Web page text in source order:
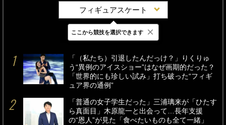
フィギュアスケート
最新 24時間 週間
「（私たち）引退したんだっけ？」りくりゅ
う“異例のアイスショー”はなぜ画期的だった？
「世界的にも珍しい試み」打ち破った“フィギ
ュア界の通例”
「普通の女子学生だった」三浦璃来が「ひたす
ら真面目」木原龍一と出会って…長年支援
の“恩人”が見た「食べたいものも全て一緒」
ここから競技を選択できます ×